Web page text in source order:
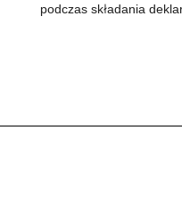
podczas składania